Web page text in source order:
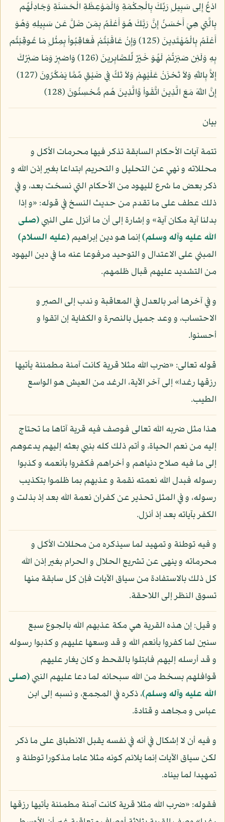
ادْعُ إِلِى سَبِيلِ رَبِّكَ بِالْحِكْمَةِ وَالْمَوْعِظَةِ الْحَسَنَةِ وَجَادِلْهُم
بِالَّتِي هِيَ أَحْسَنُ إِنَّ رَبَّكَ هُوَ أَعْلَمُ بِمَن ضَلَّ عَن سَبِيلِهِ وَهُوَ
أَعْلَمُ بِالْمُهْتَدِينَ (125) وَإِنْ عَاقَبْتُمْ فَعَاقِبُواْ بِمِثْلِ مَا عُوقِبْتُم
بِهِ وَلَئِن صَبَرْتُمْ لَهُوَ خَيْرٌ لِّلصَّابِرينَ (126) وَاصْبِرْ وَمَا صَبْرُكَ
إِلاَّ بِاللّهِ وَلاَ تَحْزَنْ عَلَيْهِمْ وَلاَ تَكُ فِي ضَيْقٍ مِّمَّا يَمْكُرُونَ (127)
إِنَّ اللّهَ مَعَ الَّذِينَ اتَّقَواْ وَّالَّذِينَ هُم مُّحْسِنُونَ (128)
بيان
تتمة آيات الأحكام السابقة تذكر فيها محرمات الأكل و
محللاته و نهي عن التحليل و التحريم ابتداعا بغير إذن الله و
ذكر بعض ما شرع لليهود من الأحكام التي نسخت بعد، و في
ذلك عطف على ما تقدم من حديث النسخ في قوله: «و إذا
بدلنا آية مكان آية» و إشارة إلى أن ما أنزل على النبي(صلى
الله عليه وآله وسلم)إنما هو دين إبراهيم(عليه السلام)
المبني على الاعتدال و التوحيد مرفوعا عنه ما في دين اليهود
من التشديد عليهم قبال ظلمهم.
و في آخرها أمر بالعدل في المعاقبة و ندب إلى الصبر و
الاحتساب، و وعد جميل بالنصرة و الكفاية إن اتقوا و
أحسنوا.
قوله تعالى: «ضرب الله مثلا قرية كانت آمنة مطمئنة يأتيها
رزقها رغدا» إلى آخر الآية، الرغد من العيش هو الواسع
الطيب.
هذا مثل ضربه الله تعالى فوصف فيه قرية آتاها ما تحتاج
إليه من نعم الحياة، و أتم ذلك كله بنبي بعثه إليهم يدعوهم
إلى ما فيه صلاح دنياهم و أخراهم فكفروا بأنعمه و كذبوا
رسوله فبدل الله نعمته نقمة و عذبهم بما ظلموا بتكذيب
رسوله، و في المثل تحذير عن كفران نعمة الله بعد إذ بذلت و
الكفر بآياته بعد إذ أنزل.
و فيه توطئة و تمهيد لما سيذكره من محللات الأكل و
محرماته و ينهى عن تشريع الحلال و الحرام بغير إذن الله
كل ذلك بالاستفادة من سياق الآيات فإن كل سابقة منها
تسوق النظر إلى اللاحقة.
و قيل: إن هذه القرية هي مكة عذبهم الله بالجوع سبع
سنين لما كفروا بأنعم الله و قد وسعها عليهم و كذبوا رسوله
و قد أرسله إليهم فابتلوا بالقحط و كان يغار عليهم
قوافلهم بسخط من الله سبحانه لما دعا عليهم النبي(صلى
الله عليه وآله وسلم)، ذكره في المجمع، و نسبه إلى ابن
عباس و مجاهد و قتادة.
و فيه أن لا إشكال في أنه في نفسه يقبل الانطباق على ما ذكر
لكن سياق الآيات إنما يلائم كونه مثلا عاما مذكورا توطئة و
تمهيدا لما بيناه.
فقوله: «ضرب الله مثلا قرية كانت آمنة مطمئنة يأتيها رزقها